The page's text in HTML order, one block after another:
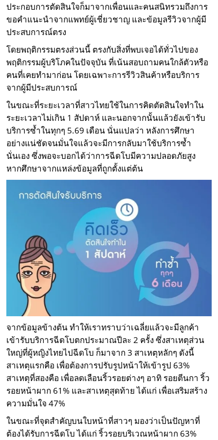
ประกอบการตัดสินใจก็มาจากเพื่อนและคนสนิทรวมถึงการ
ขอคำแนะนำจากแพทย์ผู้เชี่ยวชาญ และข้อมูลรีวิวจากผู้มี
ประสบการณ์ตรง
โดยพฤติกรรมตรงส่วนนี้ ตรงกับสิ่งที่พบเจอได้ทั่วไปของ
พฤติกรรมผู้บริโภคในปัจจุบัน ที่เน้นสอบถามคนใกล้ตัวหรือ
คนที่เคยทำมาก่อน โดยเฉพาะการรีวิวสินค้าหรือบริการ
จากผู้มีประสบการณ์
ในขณะที่ระยะเวลาที่สาวไทยใช้ในการคิดตัดสินใจทำใน
ระยะเวลาไม่เกิน 1 สัปดาห์ และนอกจากนั้นแล้วยังเข้ารับ
บริการซ้ำในทุกๆ 5.69 เดือน นั่นแปลว่า หลังการศึกษา
อย่างแน่ชัดจนมั่นใจแล้วจะมีการกลับมาใช้บริการซ้ำ
นั่นเอง ซึ่งพอจะบอกได้ว่าการฉีดโบมีความปลอดภัยสูง
หากศึกษาจากแหล่งข้อมูลที่ถูกตั้งแต่ต้น
จากข้อมูลข้างต้น ทำให้เราทราบว่าเฉลี่ยแล้วจะมีลูกค้า
เข้ารับบริการฉีดโบตกประมาณปีละ 2 ครั้ง ซึ่งสาเหตุส่วน
ใหญ่ที่ผู้หญิงไทยไปฉีดโบ ก็มาจาก 3 สาเหตุหลักๆ ดังนี้
สาเหตุแรกคือ เพื่อต้องการปรับรูปหน้าให้เข้ารูป 63%
สาเหตุที่สองคือ เพื่อลดเลือนริ้วรอยต่างๆ อาทิ รอยตีนกา ริ้ว
รอยหน้าผาก 61% และสาเหตุสุดท้าย ได้แก่ เพื่อเสริมสร้าง
ความมั่นใจ 47%
ในขณะที่จุดสำคัญบนใบหน้าที่สาวๆ มองว่าเป็นปัญหาที่
ต้องได้รับการฉีดโบ ได้แก่ ริ้วรอยบริเวณหน้าผาก 63%